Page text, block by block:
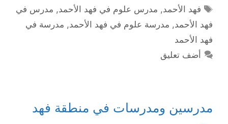
الوسوم
فهد الأحمد, مدرس علوم في فهد الأحمد, مدرس في
فهد الأحمد, مدرسة علوم في فهد الأحمد, مدرسة في
فهد الأحمد
أضف تعليق
مدرسين ومدرسات في منطقة فهد